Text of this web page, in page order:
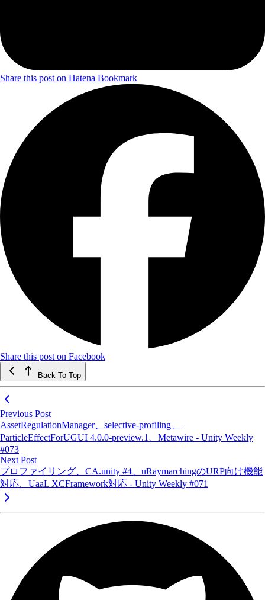
Share this post on Hatena Bookmark
Share this post on Facebook
Back To Top
Previous Post
AssetRegulationManager、selective-profiling、
ParticleEffectForUGUI 4.0.0-preview.1、Metawire - Unity Weekly
#073
Next Post
プロファイリング、CA.unity #4、uRaymarchingのURP向け機能
対応、UaaL XCFramework対応 - Unity Weekly #071